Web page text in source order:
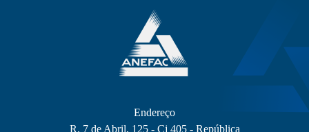
Endereço
R. 7 de Abril, 125 - Cj 405 - República